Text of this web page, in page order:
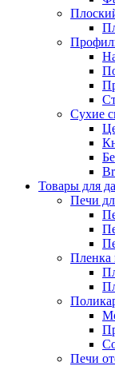
Сухие
Товары для
Печи
Пленка
Печи